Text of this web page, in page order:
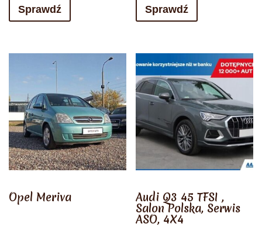
Sprawdź Sprawdź
Opel Meriva Audi Q3 45 TFSI ,
Salon Polska, Serwis
ASO, 4X4